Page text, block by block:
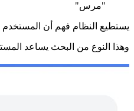
"مرس"
يستطيع النظام فهم أن
وهذا النوع من البحث يساعد